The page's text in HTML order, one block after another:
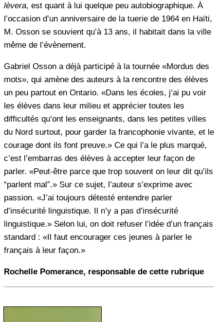
lèvera, est quant à lui quelque peu autobiographique. À
l’occasion d’un anniversaire de la tuerie de 1964 en Haïti,
M. Osson se souvient qu’à 13 ans, il habitait dans la ville
même de l’évènement.
Gabriel Osson a déjà participé à la tournée «Mordus des
mots», qui amène des auteurs à la rencontre des élèves
un peu partout en Ontario. «Dans les écoles, j’ai pu voir
les élèves dans leur milieu et apprécier toutes les
difficultés qu’ont les enseignants, dans les petites villes
du Nord surtout, pour garder la francophonie vivante, et le
courage dont ils font preuve.» Ce qui l’a le plus marqué,
c’est l’embarras des élèves à accepter leur façon de
parler. «Peut-être parce que trop souvent on leur dit qu’ils
“parlent mal”.» Sur ce sujet, l’auteur s’exprime avec
passion. «J’ai toujours détesté entendre parler
d’insécurité linguistique. Il n’y a pas d’insécurité
linguistique.» Selon lui, on doit refuser l’idée d’un français
standard : «Il faut encourager ces jeunes à parler le
français à leur façon.»
Rochelle Pomerance, responsable de cette rubrique